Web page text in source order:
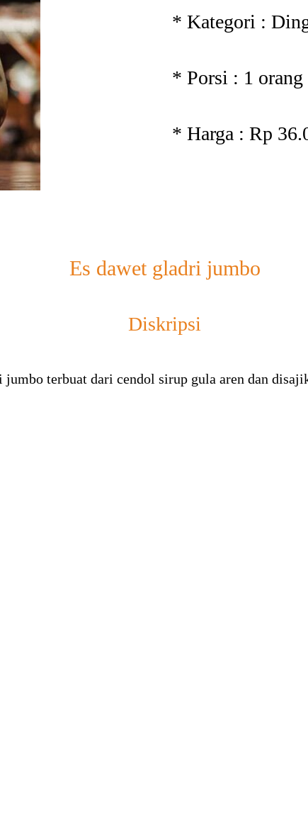
* Kategori :
* Porsi : 1 orang
* Harga : Rp
Es dawet gladri jumbo
Diskripsi
terbuat dari cendol sirup gula aren dan